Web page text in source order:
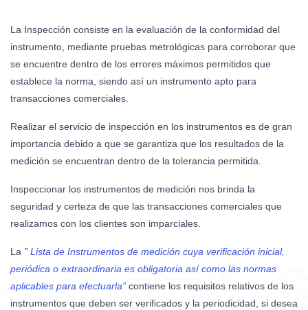
La Inspección consiste en la evaluación de la conformidad del
instrumento, mediante pruebas metrológicas para corroborar que
se encuentre dentro de los errores máximos permitidos que
establece la norma, siendo así un instrumento apto para
transacciones comerciales.
Realizar el servicio de inspección en los instrumentos es de gran
importancia debido a que se garantiza que los resultados de la
medición se encuentran dentro de la tolerancia permitida.
Inspeccionar los instrumentos de medición nos brinda la
seguridad y certeza de que las transacciones comerciales que
realizamos con los clientes son imparciales.
La ” Lista de Instrumentos de medición cuya verificación inicial,
periódica o extraordinaria es obligatoria así como las normas
aplicables para efectuarla” contiene los requisitos relativos de los
instrumentos que deben ser verificados y la periodicidad, si desea